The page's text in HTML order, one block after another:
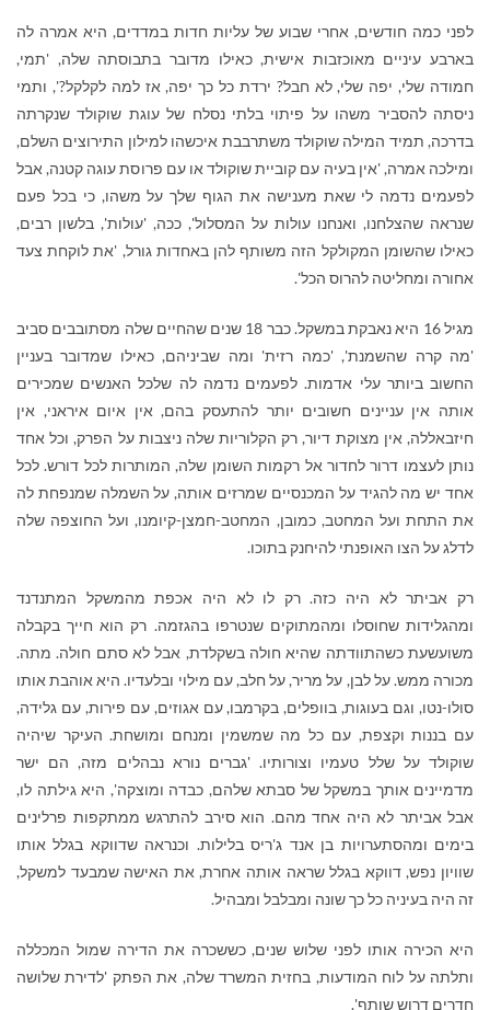
לפני כמה חודשים, אחרי שבוע של עליות חדות במדדים, היא אמרה לה
בארבע עיניים מאוכזבות אישית, כאילו מדובר בתבוסתה שלה, 'תמי,
חמודה שלי, יפה שלי, לא חבל? ירדת כל כך יפה, אז למה לקלקל?', ותמי
ניסתה להסביר משהו על פיתוי בלתי נסלח של עוגת שוקולד שנקרתה
בדרכה, תמיד המילה שוקולד משתרבבת איכשהו למילון התירוצים השלם,
ומילכה אמרה, 'אין בעיה עם קוביית שוקולד או עם פרוסת עוגה קטנה, אבל
לפעמים נדמה לי שאת מענישה את הגוף שלך על משהו, כי בכל פעם
שנראה שהצלחנו, ואנחנו עולות על המסלול', ככה, 'עולות', בלשון רבים,
כאילו שהשומן המקולקל הזה משותף להן באחדות גורל, 'את לוקחת צעד
אחורה ומחליטה להרוס הכל'.
מגיל 16 היא נאבקת במשקל. כבר 18 שנים שהחיים שלה מסתובבים סביב
'מה קרה שהשמנת', 'כמה רזית' ומה שביניהם, כאילו שמדובר בעניין
החשוב ביותר עלי אדמות. לפעמים נדמה לה שלכל האנשים שמכירים
אותה אין עניינים חשובים יותר להתעסק בהם, אין איום איראני, אין
חיזבאללה, אין מצוקת דיור, רק הקלוריות שלה ניצבות על הפרק, וכל אחד
נותן לעצמו דרור לחדור אל רקמות השומן שלה, המותרות לכל דורש. לכל
אחד יש מה להגיד על המכנסיים שמרזים אותה, על השמלה שמנפחת לה
את התחת ועל המחטב, כמובן, המחטב-חמצן-קיומנו, ועל החוצפה שלה
לדלג על הצו האופנתי להיחנק בתוכו.
רק אביתר לא היה כזה. רק לו לא היה אכפת מהמשקל המתנדנד
ומהגלידות שחוסלו ומהמתוקים שנטרפו בהגזמה. רק הוא חייך בקבלה
משועשעת כשהתוודתה שהיא חולה בשקלדת, אבל לא סתם חולה. מתה.
מכורה ממש. על לבן, על מריר, על חלב, עם מילוי ובלעדיו. היא אוהבת אותו
סולו-נטו, וגם בעוגות, בוופלים, בקרמבו, עם אגוזים, עם פירות, עם גלידה,
עם בננות וקצפת, עם כל מה שמשמין ומנחם ומושחת. העיקר שיהיה
שוקולד על שלל טעמיו וצורותיו. 'גברים נורא נבהלים מזה, הם ישר
מדמיינים אותך במשקל של סבתא שלהם, כבדה ומוצקה', היא גילתה לו,
אבל אביתר לא היה אחד מהם. הוא סירב להתרגש ממתקפות פרלינים
בימים ומהסתערויות בן אנד ג'ריס בלילות. וכנראה שדווקא בגלל אותו
שוויון נפש, דווקא בגלל שראה אותה אחרת, את האישה שמבעד למשקל,
זה היה בעיניה כל כך שונה ומבלבל ומבהיל.
היא הכירה אותו לפני שלוש שנים, כששכרה את הדירה שמול המכללה
ותלתה על לוח המודעות, בחזית המשרד שלה, את הפתק 'לדירת שלושה
חדרים דרוש שותף'.